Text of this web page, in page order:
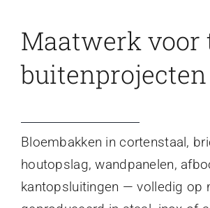
Maatwerk voor
buitenprojecten
Bloembakken in cortenstaal,
houtopslag, wandpanelen,
kantopsluitingen — volledig op